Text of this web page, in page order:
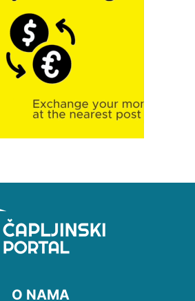
O NAMA